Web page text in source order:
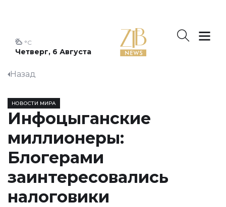
Четверг, 6 Августа
°C
Назад
НОВОСТИ МИРА
Инфоцыганские
миллионеры:
Блогерами
заинтересовались
налоговики